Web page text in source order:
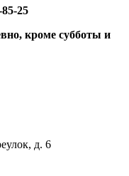
25
кроме субботы и
д. 6